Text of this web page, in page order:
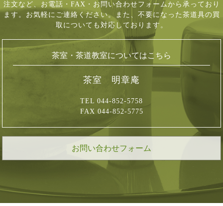
注文など、 お電話・FAX・お問い合わせフォームから承っており
ます。お気軽にご連絡ください。 また、不要になった茶道具の買
取についても対応しております。
茶室・茶道教室についてはこちら
茶室 明章庵
TEL 044-852-5758
FAX 044-852-5775
お問い合わせフォーム